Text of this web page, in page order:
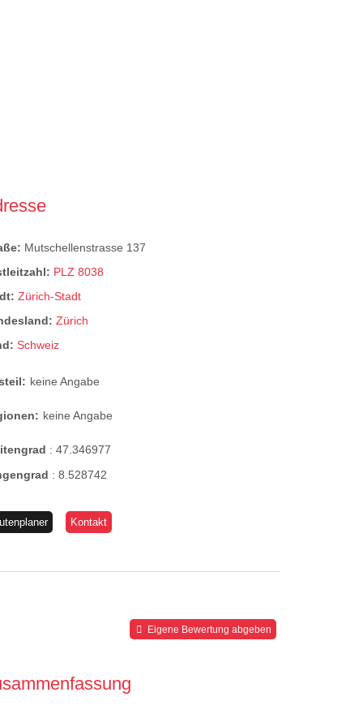
Mutschellenstrasse 137
PLZ 8038
Zürich-Stadt
Zürich
Schweiz
keine Angabe
keine Angabe
:47.346977
:8.528742
Kontakt
Eigene Bewertung abgeben